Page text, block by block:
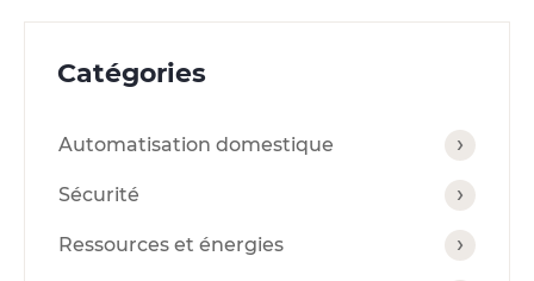
Catégories
Automatisation domestique
Sécurité
Ressources et énergies